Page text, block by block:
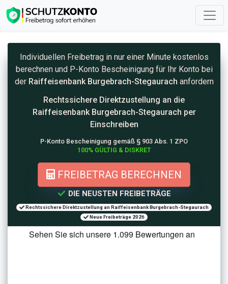
Individuellen Freibetrag in nur einer Minute kostenlos
berechnen und P-Konto Bescheinigung für Ihr Konto bei
der Raiffeisenbank Burgebrach-Stegaurach anfordern
Rechtssichere Direktzustellung an die
Raiffeisenbank Burgebrach-Stegaurach per
Einschreiben
P-Konto Bescheinigung gemäß § 903 Abs. 1 ZPO
100% GÜLTIG & DISKRET
FREIBETRAG BERECHNEN
DIE NEUSTEN FREIBETRÄGE
Rechtssichere Direktzustellung an Raiffeisenbank Burgebrach-Stegaurach
Neue Freibeträge 2026